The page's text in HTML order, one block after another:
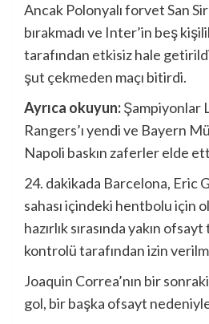
Ancak Polonyalı forvet San
bırakmadı ve Inter’in beş
tarafından etkisiz hale
şut çekmeden maçı bitirdi.
Ayrıca okuyun:Şampiyonlar
Rangers’ı yendi ve Bayern
Napoli baskın zaferler elde
24. dakikada Barcelona, ​​Eric
sahası içindeki hentbolu için
hazırlık sırasında yakın
kontrolü tarafından izin
Joaquin Correa’nın bir
gol, bir başka ofsayt nedeniyle